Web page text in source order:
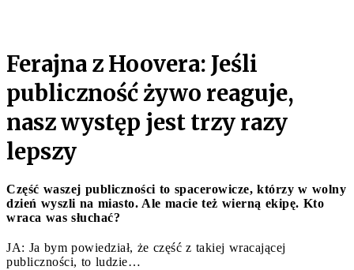
Ferajna z Hoovera: Jeśli
publiczność żywo reaguje,
nasz występ jest trzy razy
lepszy
Część waszej publiczności to spacerowicze, którzy w wolny
dzień wyszli na miasto. Ale macie też wierną ekipę. Kto
wraca was słuchać?
JA: Ja bym powiedział, że część z takiej wracającej
publiczności, to ludzie…